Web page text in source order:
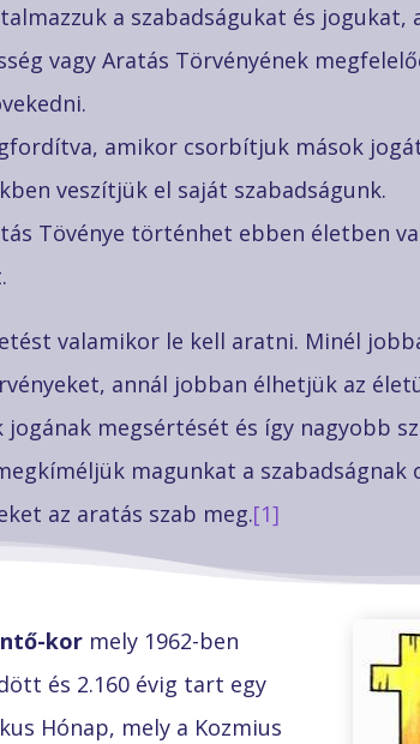
a szabadságukat és jogukat,
vagy Aratás Törvényének
amikor csorbítjuk mások
veszítjük el saját szabadságunk.
Tövénye történhet ebben életben
valamikor le kell aratni. Minél
annál jobban élhetjük az
jogának megsértését és így nagyobb
magunkat a
az aratás szab meg.[1]
kormely 1962-ben
és 2.160 évig tart egy
Hónap, mely a Kozmius